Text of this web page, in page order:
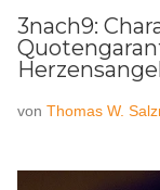
3nach9:
von Thomas W.